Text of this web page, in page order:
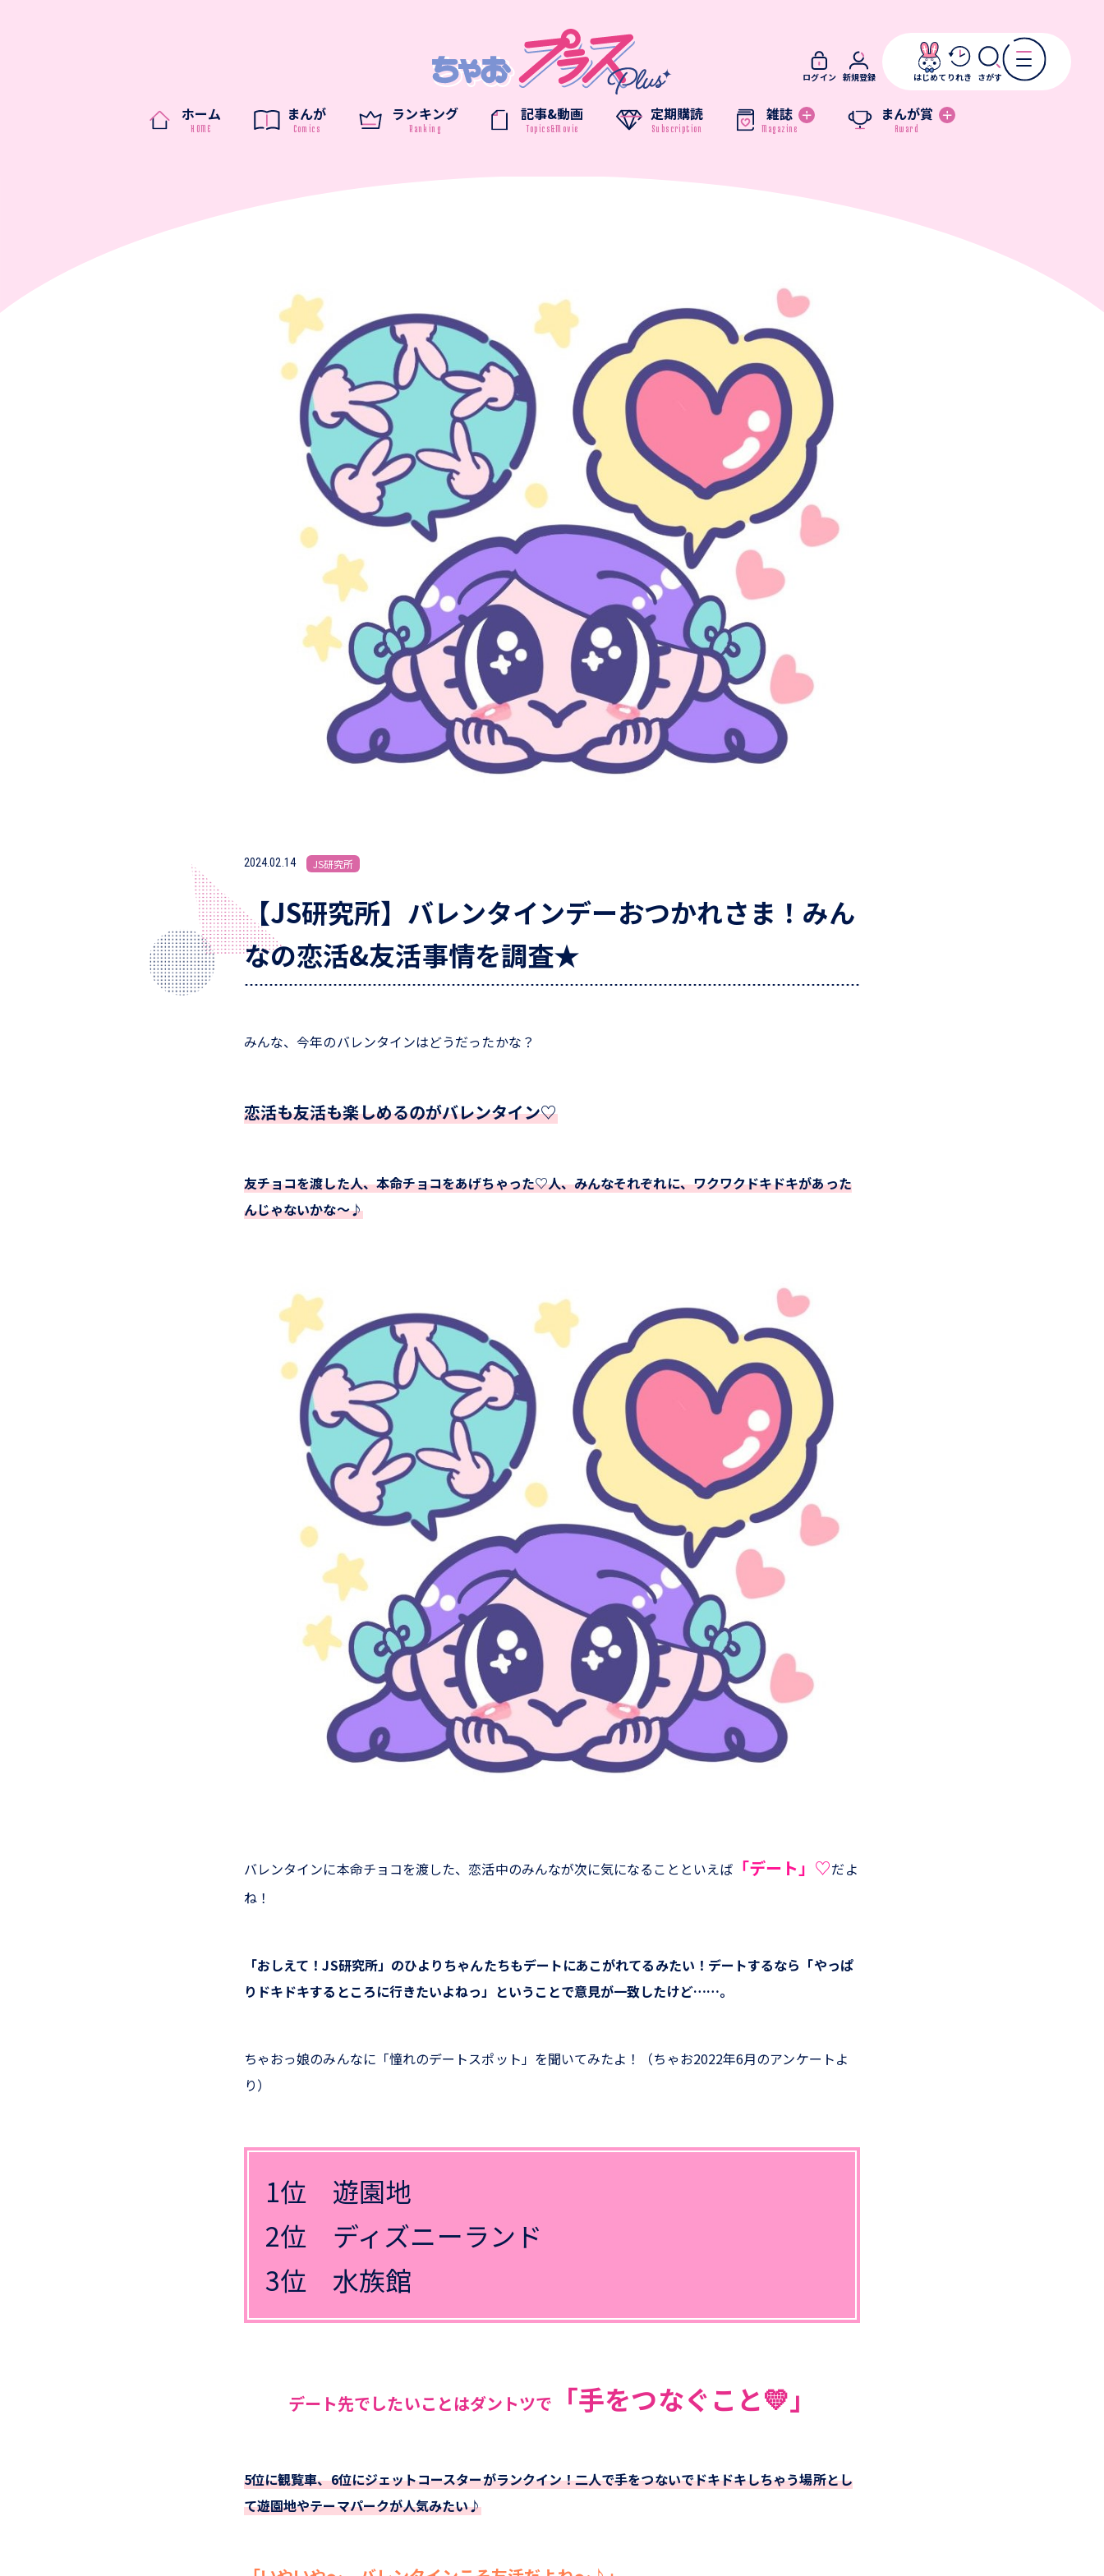
ホーム まんが ランキング 記事&動画 定期購読 雑誌 まんが賞
ログイン 新規登録 はじめて りれき さがす
2024.02.14 JS研究所
【JS研究所】バレンタインデーおつかれさま！みん
なの恋活&友活事情を調査★
みんな、今年のバレンタインはどうだったかな？
恋活も友活も楽しめるのがバレンタイン♡
友チョコを渡した人、本命チョコをあげちゃった♡人、みんなそれぞれに、ワクワクドキドキがあった
んじゃないかな～♪
バレンタインに本命チョコを渡した、恋活中のみんなが次に気になることといえば「デート」♡だよ
ね！
「おしえて！JS研究所」のひよりちゃんたちもデートにあこがれてるみたい！デートするなら「やっぱ
りドキドキするところに行きたいよねっ」ということで意見が一致したけど……。
ちゃおっ娘のみんなに「憧れのデートスポット」を聞いてみたよ！（ちゃお2022年6月のアンケートよ
り）
1位 遊園地
2位 ディズニーランド
3位 水族館
デート先でしたいことはダントツで 「手をつなぐこと💛」
5位に観覧車、6位にジェットコースターがランクイン！二人で手をつないでドキドキしちゃう場所とし
て遊園地やテーマパークが人気みたい♪